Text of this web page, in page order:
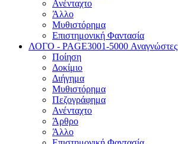
Ανένταχτο
Άλλο
Μυθιστόρημα
Επιστημονική Φαντασία
ΛΟΓΟ - PAGE3001-5000 Αναγνώστες
Ποίηση
Δοκίμιο
Διήγημα
Μυθιστόρημα
Πεζογράφημα
Ανένταχτο
Άρθρο
Άλλο